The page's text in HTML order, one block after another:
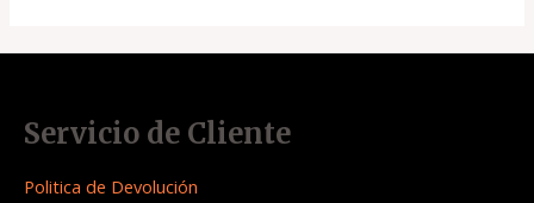
Servicio de Cliente
Politica de Devolución